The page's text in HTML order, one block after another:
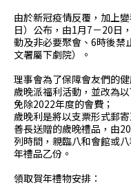
由於新冠疫情反覆，加上
日）公布，由1月7－20日
動及非必要聚會、6時後禁
文署屬下劇院）。
理事會為了保障會友們的
歲晚派福利活動，並改為以
免除2022年度的會費；
歲晚利是將以支票形式郵
善長送贈的歲晚禮品，由
列時間，親臨八和會館或
年禮品乙份。
領取賀年禮物安排：